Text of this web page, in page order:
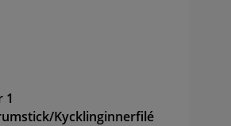
1
Kycklinginnerfilé